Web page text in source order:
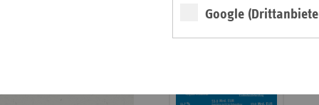
GoogleBroschüre